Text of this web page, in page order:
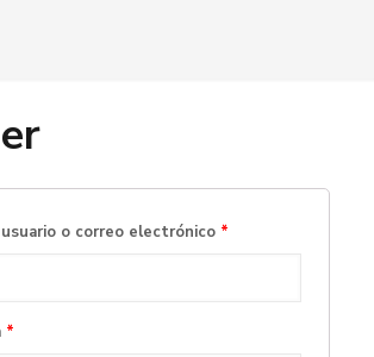
o correo electrónico *
*